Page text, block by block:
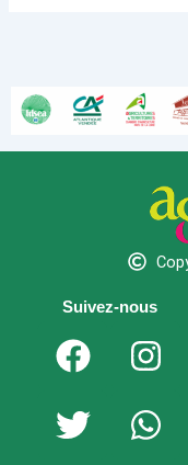
Suivez-nous
F
a
c
e
I
n
s
t
T
w
i
t
W
h
a
t